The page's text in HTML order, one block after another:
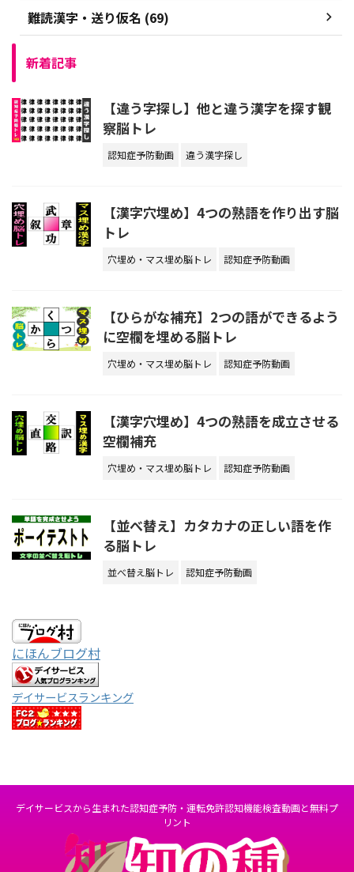
難読漢字・送り仮名 (69)
新着記事
【違う字探し】他と違う漢字を探す観
察脳トレ
認知症予防動画 違う漢字探し
【漢字穴埋め】4つの熟語を作り出す脳
トレ
穴埋め・マス埋め脳トレ 認知症予防動画
【ひらがな補充】2つの語ができるよう
に空欄を埋める脳トレ
穴埋め・マス埋め脳トレ 認知症予防動画
【漢字穴埋め】4つの熟語を成立させる
空欄補充
穴埋め・マス埋め脳トレ 認知症予防動画
【並べ替え】カタカナの正しい語を作
る脳トレ
並べ替え脳トレ 認知症予防動画
にほんブログ村
デイサービスランキング
デイサービスから生まれた認知症予防・運転免許認知機能検査動画と無料プ
リント